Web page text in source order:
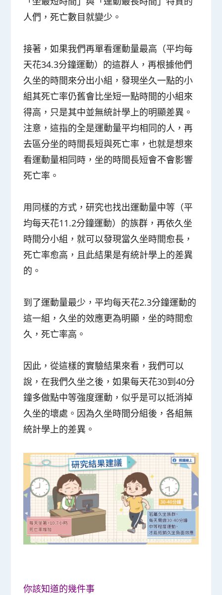
人們，死亡數目就變少。
接著，如果我們再單看運動量最高（平均每
天花34.3分鐘運動）的這群人，再根據他們
久坐的時間來分出小組，發現坐久一點的小
組其死亡率仍舊會比坐短一點時間的小組來
得高，只是其中並無統計學上的明顯差異。
注意，這指的全是運動量平均相同的人，再
去區分坐的時間長短與死亡率，也就是想來
看運動量相同時，坐的時間長短會不會影響
死亡率。
用同樣的方式，研究也找出運動量中等（平
均每天花11.2分鐘運動）的族群，再依久坐
時間分小組，就可以發現當久坐時間愈長，
死亡率愈高，且此結果是有統計學上的差異
的。
到了運動量最少，平均每天花2.3分鐘運動的
這一組，久坐的效應更為明顯，坐的時間愈
久，死亡率高。
因此，從這樣的實驗結果來看，我們可以
說，在我們久坐之後，如果每天花30到40分
鐘多做點中等強度運動，似乎是可以抵消掉
久坐的壞處 。因為久坐時間分組後，各組無
統計學上的差異。
你該知道的幾件事